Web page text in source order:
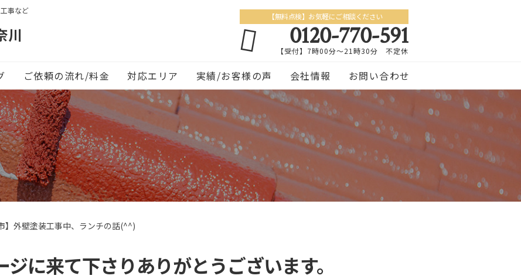
事など
川
【無料点検】お気軽にご相談ください
0120-770-591
【受付】7時00分～21時30分 不定休
ご依頼の流れ/料金 対応エリア 実績/お客様の声 会社情報 お問い合わせ
】外壁塗装工事中、ランチの話(^^)
ジに来て下さりありがとうございます。